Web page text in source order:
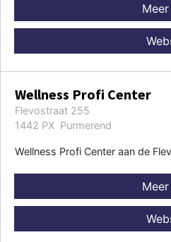
Wellness Profi Center
Flevostraat 255
1442 PX Purmerend
Wellness Profi Center aan de